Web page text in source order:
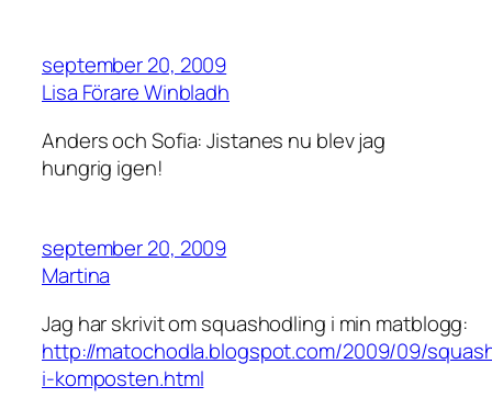
september 20, 2009
Lisa Förare Winbladh
Anders och Sofia: Jistanes nu blev jag
hungrig igen!
september 20, 2009
Martina
Jag har skrivit om squashodling i min matblogg:
http://matochodla.blogspot.com/2009/09/
i-komposten.html